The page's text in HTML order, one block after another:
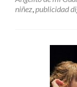
niñez,publicidad